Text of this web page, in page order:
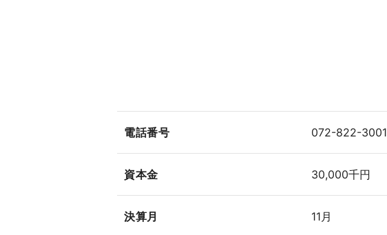
電話番号 072-822-3001
資本金 30,000千円
決算月 11月